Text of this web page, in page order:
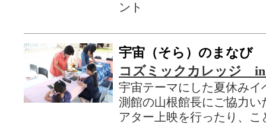
ント
宇宙（そら）のまなび
コズミックカレッジ
宇宙テーマにした夏休み
測館の山根館長にご協力
アター上映を行ったり、